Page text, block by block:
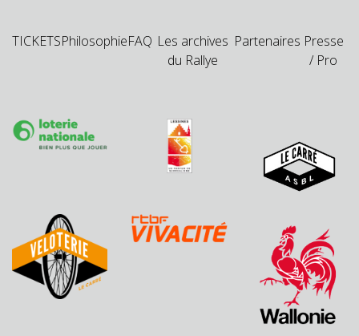
TICKETSPhilosophieFAQ Les archives
du Rallye
Partenaires Presse
/ Pro